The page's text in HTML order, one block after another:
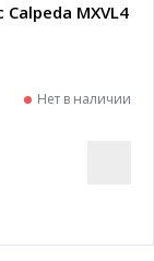
MXVL4
Нет в наличии